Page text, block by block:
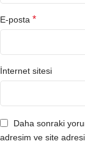
E-posta *
İnternet sitesi
Daha sonraki
adresim ve site